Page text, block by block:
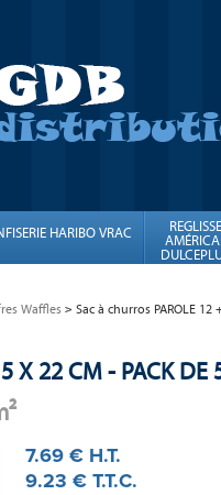
HARIBO VRAC
FINI
Waffles Sac à churros PAROLE 12
X 22 CM - PACK DE
7.69 € H.T.
9.23 € T.T.C.